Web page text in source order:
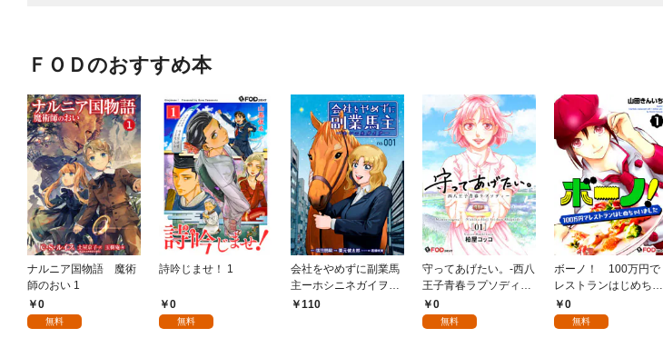
ＦＯＤのおすすめ本
ナルニア国物語 魔術
師のおい 1
0
無料
詩吟じませ！ 1
0
無料
会社をやめずに副業馬
主ーホシニネガイヲ
ー 1
110
守ってあげたい。-西八
王子青春ラプソディー-
1 0
無料
ボーノ！ 100万円で
レストランはじめちゃ
いました 1
0
無料